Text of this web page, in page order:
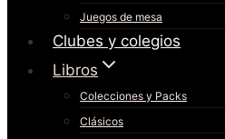
Juegos de mesa
Clubes y colegios
Libros
Colecciones y Packs
Clásicos